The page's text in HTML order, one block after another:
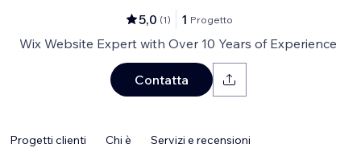
5,0 (1) 1 Progetto
Wix Website Expert with Over 10 Years of Experience
Contatta
Progetti clienti Chi è Servizi e recensioni